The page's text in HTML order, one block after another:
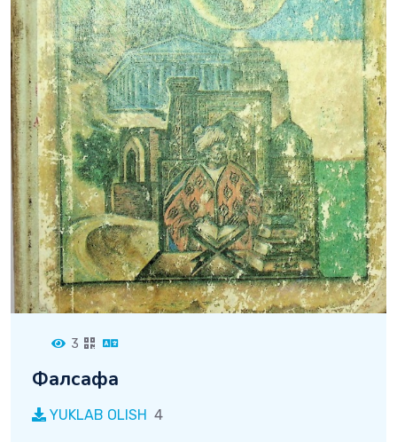
3
Фалсафа
YUKLAB OLISH 4